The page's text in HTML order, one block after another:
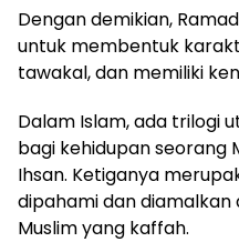
Dengan demikian,
untuk membentuk
tawakal, dan memiliki
Dalam Islam, ada trilogi
bagi kehidupan seorang
Ihsan. Ketiganya
dipahami dan
Muslim yang kaffah.